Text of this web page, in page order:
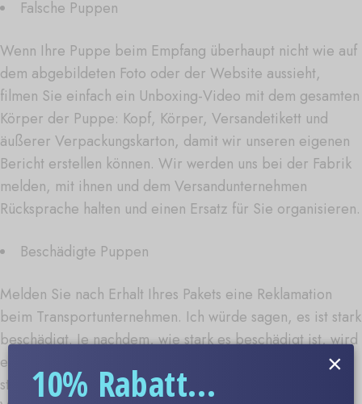
Falsche Puppen
Wenn Ihre Puppe beim Empfang überhaupt nicht wie auf
dem abgebildeten Foto oder der Website aussieht,
filmen Sie einfach ein Unboxing-Video mit dem gesamten
Körper der Puppe: Kopf, Körper, Versandetikett und
äußerer Verpackungskarton, damit wir unseren eigenen
Bericht erstellen können. Wir werden uns bei der Fabrik
melden, mit ihnen und dem Versandunternehmen
Rücksprache halten und einen Ersatz für Sie organisieren.
Beschädigte Puppen
Melden Sie nach Erhalt Ihres Pakets eine Reklamation
beim Transportunternehmen. Ich würde sagen, es ist stark
beschädigt. Je nachdem, wie stark es beschädigt ist, wird
ein Ersatz organisiert. Wenn der Schaden gering ist,
stellen wir Ihnen ein Kit zur Reparatur des Artikels zur
10% Rabatt... ×